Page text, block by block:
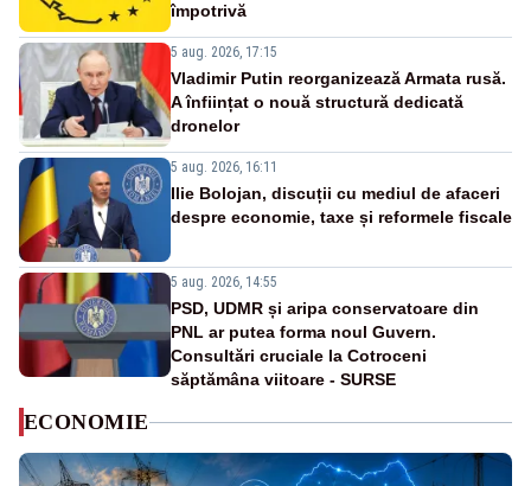
împotrivă
5 aug. 2026, 17:15
Vladimir Putin reorganizează Armata rusă.
A înființat o nouă structură dedicată
dronelor
5 aug. 2026, 16:11
Ilie Bolojan, discuții cu mediul de afaceri
despre economie, taxe și reformele fiscale
5 aug. 2026, 14:55
PSD, UDMR și aripa conservatoare din
PNL ar putea forma noul Guvern.
Consultări cruciale la Cotroceni
săptămâna viitoare - SURSE
ECONOMIE